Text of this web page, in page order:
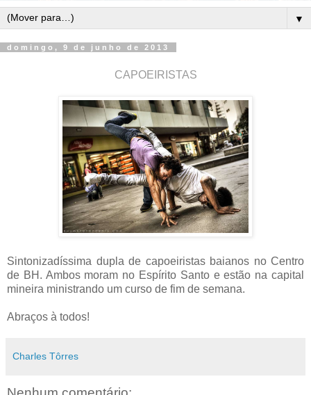
▼
domingo, 9 de junho de 2013
CAPOEIRISTAS
Sintonizadíssima dupla de capoeiristas baianos no Centro
de BH. Ambos moram no Espírito Santo e estão na capital
mineira ministrando um curso de fim de semana.
Abraços à todos!
Charles Tôrres